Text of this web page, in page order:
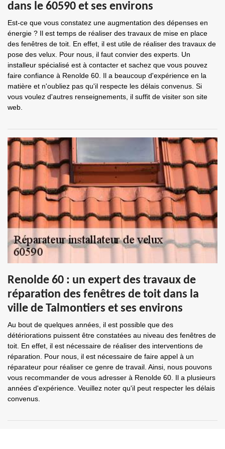
dans le 60590 et ses environs
Est-ce que vous constatez une augmentation des dépenses en
énergie ? Il est temps de réaliser des travaux de mise en place
des fenêtres de toit. En effet, il est utile de réaliser des travaux de
pose des velux. Pour nous, il faut convier des experts. Un
installeur spécialisé est à contacter et sachez que vous pouvez
faire confiance à Renolde 60. Il a beaucoup d'expérience en la
matière et n'oubliez pas qu'il respecte les délais convenus. Si
vous voulez d'autres renseignements, il suffit de visiter son site
web.
Renolde 60 : un expert des travaux de
réparation des fenêtres de toit dans la
ville de Talmontiers et ses environs
Au bout de quelques années, il est possible que des
détériorations puissent être constatées au niveau des fenêtres de
toit. En effet, il est nécessaire de réaliser des interventions de
réparation. Pour nous, il est nécessaire de faire appel à un
réparateur pour réaliser ce genre de travail. Ainsi, nous pouvons
vous recommander de vous adresser à Renolde 60. Il a plusieurs
années d'expérience. Veuillez noter qu'il peut respecter les délais
convenus.